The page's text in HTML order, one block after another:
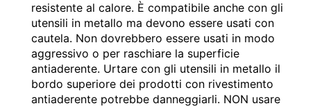
resistente al calore. È compatibile anche con gli
utensili in metallo ma devono essere usati con
cautela. Non dovrebbero essere usati in modo
aggressivo o per raschiare la superficie
antiaderente. Urtare con gli utensili in metallo il
bordo superiore dei prodotti con rivestimento
antiaderente potrebbe danneggiarli. NON usare